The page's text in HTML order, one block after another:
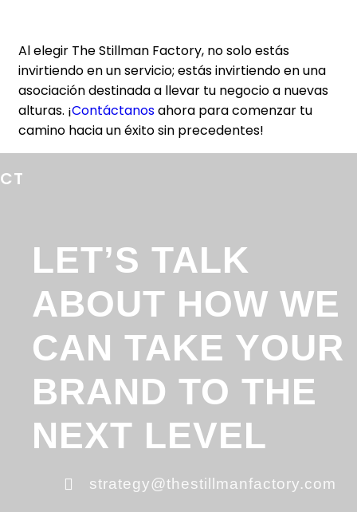
Al elegir The Stillman Factory, no solo estás
invirtiendo en un servicio; estás invirtiendo en una
asociación destinada a llevar tu negocio a nuevas
alturas. ¡Contáctanosahora para comenzar tu
camino hacia un éxito sin precedentes!
LET’S TALK
ABOUT HOW WE
CAN TAKE YOUR
BRAND TO THE
NEXT LEVEL
strategy@thestillmanfactory.com